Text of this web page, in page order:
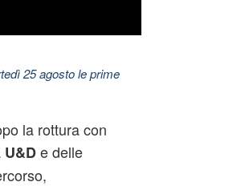
25 agosto le prime
la rottura con
U&De delle